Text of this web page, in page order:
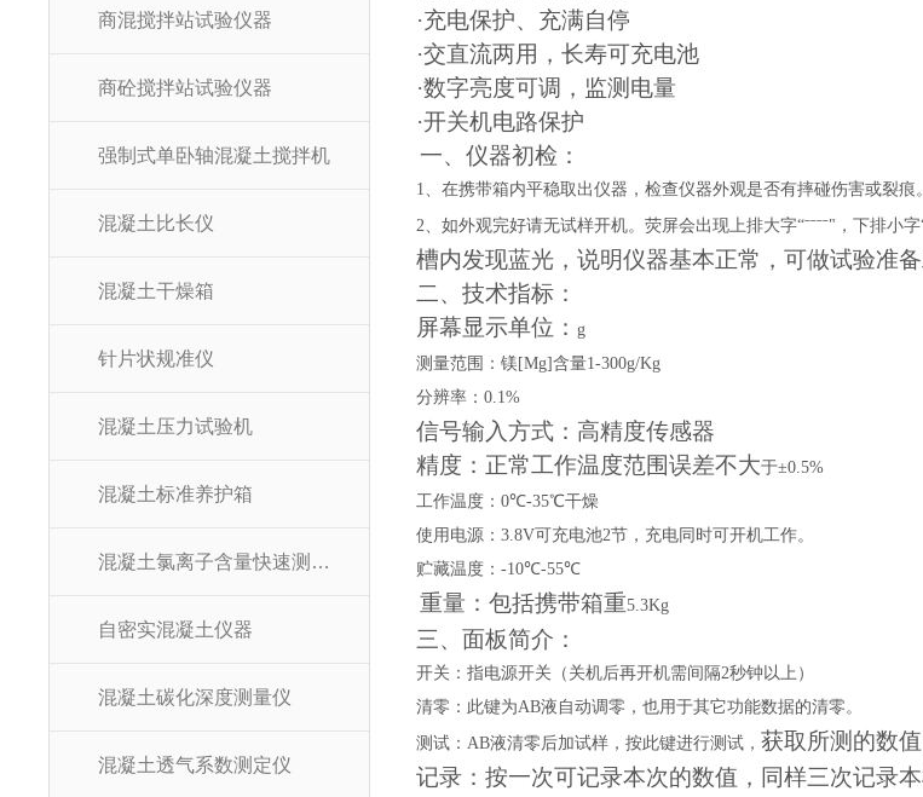
商混搅拌站试验仪器
商砼搅拌站试验仪器
强制式单卧轴混凝土搅拌机
混凝土比长仪
混凝土干燥箱
针片状规准仪
混凝土压力试验机
混凝土标准养护箱
混凝土氯离子含量快速测定仪
自密实混凝土仪器
混凝土碳化深度测量仪
混凝土透气系数测定仪
·充电保护、充满自停
·交直流两用，长寿可充电池
·数字亮度可调，监测电量
·开关机电路保护
一、仪器初检：
1、在携带箱内平稳取出仪器，检查仪器外观是否有摔碰伤害或裂痕
2、如外观完好请无试样开机。荧屏会出现上排大字“ˉˉˉˉ"，下排小
槽内发现蓝光，说明仪器基本正常，可做试验准
二、技术指标：
屏幕显示单位： g
测量范围：镁 [Mg]含量1-300g/Kg
分辨率： 0.1%
信号输入方式：高精度传感器
精度：正常工作温度范围误差不大于±0.5%
工作温度： 0℃-35℃干燥
使用电源： 3.8V可充电池2节，充电同时可开机工作。
贮藏温度： -10℃-55℃
重量：包括携带箱重5.3Kg
三、面板简介：
开关：指电源开关（关机后再开机需间隔2秒钟以上）
清零：此键为AB液自动调零，也用于其它功能数据的清零。
测试： AB液清零后加试样，按此键进行测试， 获取所测的数值
记录：按一次可记录本次的数值，同样三次记录